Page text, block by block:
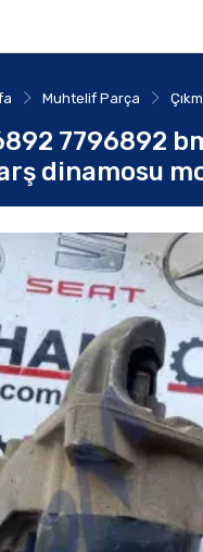
Muhtelif Parça
7796892
dinamosu